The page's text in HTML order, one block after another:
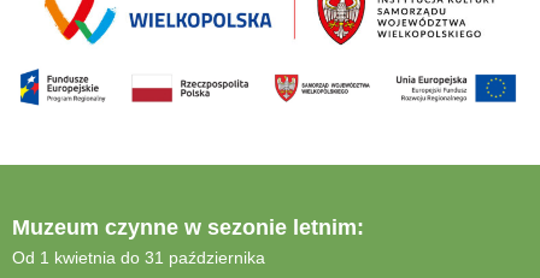
Muzeum czynne w sezonie letnim:
Od 1 kwietnia do 31 października